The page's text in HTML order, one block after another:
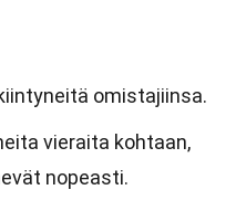
omistajiinsa.
vieraita kohtaan,
nopeasti.